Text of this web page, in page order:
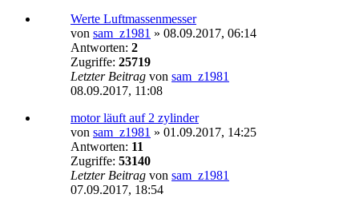
Werte Luftmassenmesser
von sam_z1981 » 08.09.2017, 06:14
Antworten: 2
Zugriffe: 25719
Letzter Beitrag von sam_z1981
08.09.2017, 11:08
motor läuft auf 2 zylinder
von sam_z1981 » 01.09.2017, 14:25
Antworten: 11
Zugriffe: 53140
Letzter Beitrag von sam_z1981
07.09.2017, 18:54